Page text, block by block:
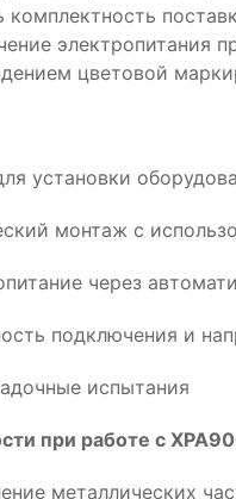
электропитания
цветовой
установки
монтаж с
через
подключения и
испытания
при работе с
металлических